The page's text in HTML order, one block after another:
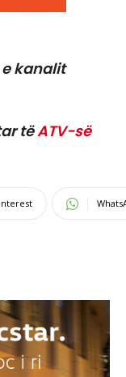
e kanalit
tëATV-së